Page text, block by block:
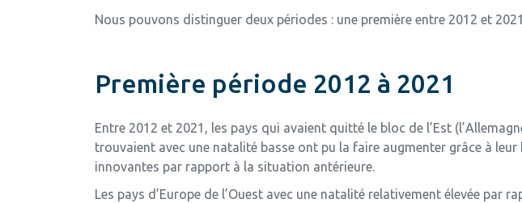
Nous pouvons distinguer deux périodes : une première entre 2012 et
Première période 2012 à 2021
Entre 2012 et 2021, les pays qui avaient quitté le bloc de l’Est
trouvaient avec une natalité basse ont pu la faire augmenter grâce à
innovantes par rapport à la situation antérieure.
Les pays d’Europe de l’Ouest avec une natalité relativement élevée par